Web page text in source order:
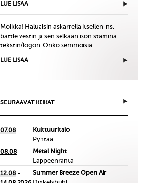
LUE LISAA
Moikka! Haluaisin askarrella itselleni ns.
battle vestin ja sen selkään ison stamina
tekstin/logon. Onko semmoisia ...
LUE LISAA
SEURAAVAT KEIKAT
07.08
Kulttuuritalo
Pyhtää
08.08
Metal Night
Lappeenranta
12.08 -
Summer Breeze Open Air